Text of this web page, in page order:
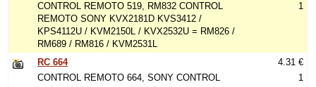
CONTROL REMOTO 519, RM832 CONTROL
REMOTO SONY KVX2181D KVS3412 /
KPS4112U / KVM2150L / KVX2532U = RM826 /
RM689 / RM816 / KVM2531L
1
RC 664
CONTROL REMOTO 664, SONY CONTROL
4.31 €
1